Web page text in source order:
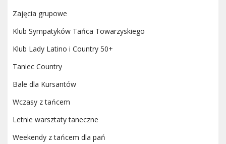
Zajęcia grupowe
Klub Sympatyków Tańca Towarzyskiego
Klub Lady Latino i Country 50+
Taniec Country
Bale dla Kursantów
Wczasy z tańcem
Letnie warsztaty taneczne
Weekendy z tańcem dla pań